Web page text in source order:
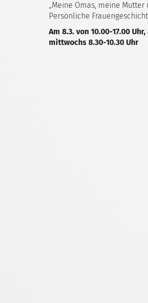
„Meine Omas, meine
Persönliche
Am 8.3. von 10.00-17.00
mittwochs 8.30-10.30 Uhr